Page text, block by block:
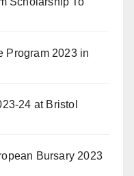
Program 2023 in
24 at Bristol
Bursary 2023